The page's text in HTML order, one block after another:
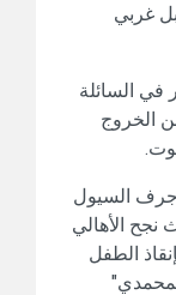
غربي
في السائلة
الخروج
جرف السيول
نجح الأهالي
الطفل